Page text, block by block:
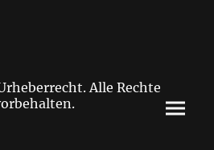
Alle Rechte